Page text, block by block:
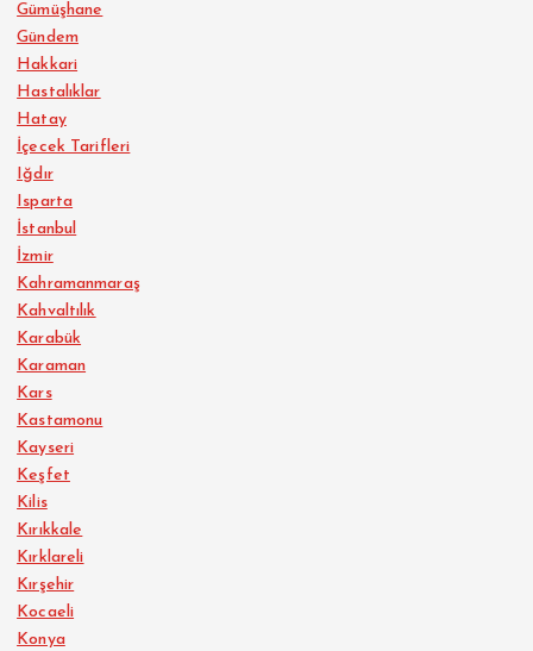
Gümüşhane
Gündem
Hakkari
Hastalıklar
Hatay
İçecek Tarifleri
Iğdır
Isparta
İstanbul
İzmir
Kahramanmaraş
Kahvaltılık
Karabük
Karaman
Kars
Kastamonu
Kayseri
Keşfet
Kilis
Kırıkkale
Kırklareli
Kırşehir
Kocaeli
Konya